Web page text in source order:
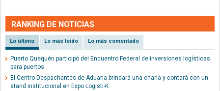
RANKING DE NOTICIAS
Lo último Lo más leído Lo más comentado
Puerto Quequén participó del Encuentro Federal de inversiones logísticas
para puertos
El Centro Despachantes de Aduana brindará una charla y contará con un
stand institucional en Expo Logisti-K